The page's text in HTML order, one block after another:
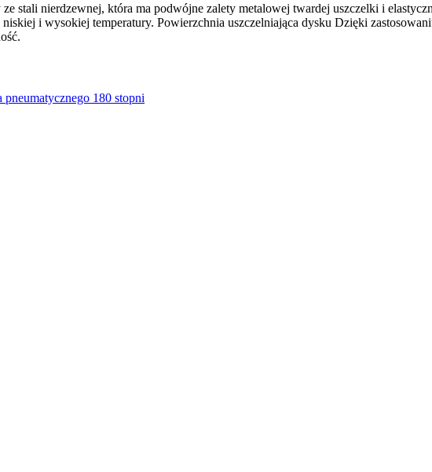
stali nierdzewnej, która ma podwójne zalety metalowej twardej uszczelki i
i wysokiej temperatury. Powierzchnia uszczelniająca dysku Dzięki
180 stopni